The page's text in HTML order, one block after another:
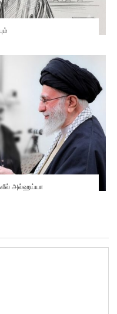
அல்ஹய்யா